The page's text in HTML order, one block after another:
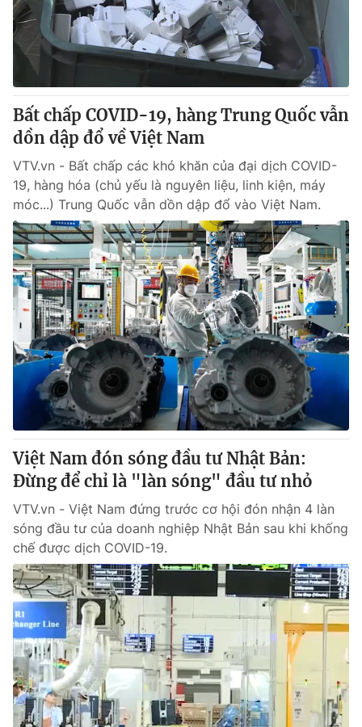
Thị trường 24h Tấm lòng Việt
VTV4 Vươn mình bằng AI
VTV9 VTV8
Liên hệ tòa soạn
THỜI BÁO VTV
Theo dõi báo trên
Cơ quan chủ quản:Đài Truyền hình Việt Nam
Cơ quan báo chí:Thời báo VTV
Giấy phép hoạt động báo in và báo điện tử số 483/GP-BTTTT
cấp ngày 29/12/2023
Tổng Biên tập:Vũ Thanh Thủy
Phó Tổng Biên tập:Nguyễn Thị Mỹ Hạnh, Phạm Quốc Thắng,
Nguyễn Trọng Ninh
Tổng đài VTV:024.38 355 931 - 024.38 355 932
Ðiện thoại Thời báo VTV:
024.66 897 897
Email: toasoan@vtv.vn
Liên hệ quảng cáo:024-7300.7108
Bất chấp COVID-19, hàng Trung Quốc vẫn
dồn dập đổ về Việt Nam
VTV.vn - Bất chấp các khó khăn của đại dịch COVID-
19, hàng hóa (chủ yếu là nguyên liệu, linh kiện, máy
móc...) Trung Quốc vẫn dồn dập đổ vào Việt Nam.
Việt Nam đón sóng đầu tư Nhật Bản:
Đừng để chỉ là "làn sóng" đầu tư nhỏ
VTV.vn - Việt Nam đứng trước cơ hội đón nhận 4 làn
sóng đầu tư của doanh nghiệp Nhật Bản sau khi khống
chế được dịch COVID-19.